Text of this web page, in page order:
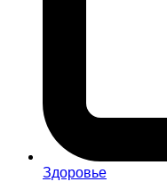
Здоровье